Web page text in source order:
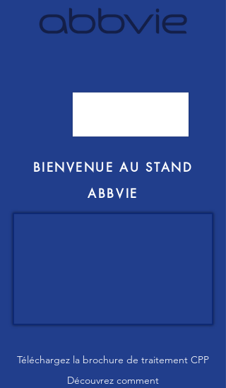
BIENVENUE AU STAND
ABBVIE
Téléchargez la brochure de traitement CPP
Découvrez comment